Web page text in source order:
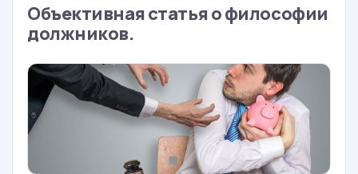
Объективная статья о философии
должников.